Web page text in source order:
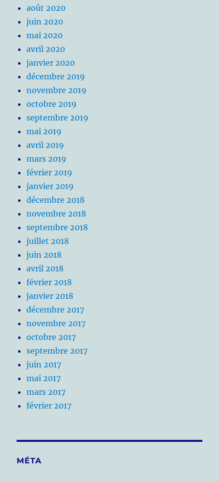
août 2020
juin 2020
mai 2020
avril 2020
janvier 2020
décembre 2019
novembre 2019
octobre 2019
septembre 2019
mai 2019
avril 2019
mars 2019
février 2019
janvier 2019
décembre 2018
novembre 2018
septembre 2018
juillet 2018
juin 2018
avril 2018
février 2018
janvier 2018
décembre 2017
novembre 2017
octobre 2017
septembre 2017
juin 2017
mai 2017
mars 2017
février 2017
MÉTA